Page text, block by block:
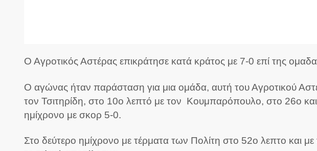
Ο Αγροτικός Αστέρας επικράτησε κατά κράτος με 7-0 επί της
Ο αγώνας ήταν παράσταση για μια ομάδα, αυτή του Αγροτικού
τον Τσιτηρίδη, στο 10ο λεπτό με τον Κουμπαρόπουλο, στο 26ο
ημίχρονο με σκορ 5-0.
Στο δεύτερο ημίχρονο με τέρματα των Πολίτη στο 52ο λεπτο και